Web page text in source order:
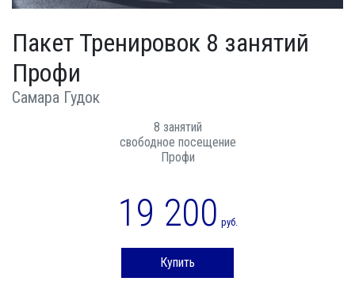
Пакет Тренировок 8 занятий
Профи
Самара Гудок
8 занятий
свободное посещение
Профи
19 200 руб.
Купить